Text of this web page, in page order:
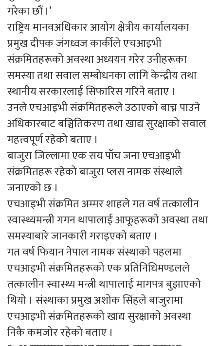
गरेका छौं ।’
राष्ट्रिय मानवअधिकार आयोग क्षेत्रीय कार्यालयका
प्रमुख दीपक जंगध्वज कार्कीले एचआइभी
संक्रमितहरूको अवस्था अध्ययन गरेर उनीहरूका
समस्या तथा सवाल सम्बोधनका लागि केन्द्रीय तथा
स्थानीय सरकारलाई सिफारिस गरिने बताए ।
उनले एचआइभी संक्रमितहरूले उठाएको बाच्न पाउने
अधिकारबाट बञ्चितिकरण तथा खाद्य सुरक्षाको सवाल
महत्त्वपूर्ण रहेको बताए ।
बाजुरा जिल्लामा एक सय पाँच जना एचआइभी
संक्रमितहरू रहेको बाजुरा प्लस नामक संस्थाले
जनाएको छ ।
एचआइभी संक्रमित अम्मर शाहले गत वर्ष तत्कालीन
स्वास्थ्यमन्त्री गगन थापालाई आफूहरूको अवस्था तथा
समस्याबारे जानकारी गराइएको बताए ।
गत वर्ष फियान नेपाल नामक संस्थाको पहलमा
एचआइभी संक्रमितहरूको एक प्रतिनिधिमण्डलले
तत्कालीन स्वास्थ्य मन्त्री थापालाई मागपत्र बुझाएको
थियो । संस्थाका प्रमुख अशोक सिंहले बाजुरामा
एचआइभी संक्रमितहरूको खाद्य सुरक्षाको अवस्था
निकै कमजोर रहेको बताए ।